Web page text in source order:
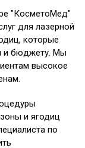
"КосметоМед"
для лазерной
которые
и бюджету. Мы
высокое
и ягодиц
по